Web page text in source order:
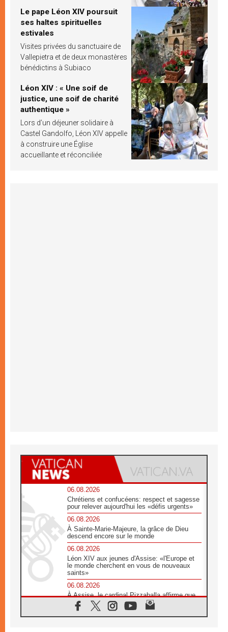
Le pape Léon XIV poursuit
ses haltes spirituelles
estivales
Visites privées du sanctuaire de
Vallepietra et de deux monastères
bénédictins à Subiaco
Léon XIV : « Une soif de
justice, une soif de charité
authentique »
Lors d’un déjeuner solidaire à
Castel Gandolfo, Léon XIV appelle
à construire une Église
accueillante et réconciliée
06.08.2026
Chrétiens et confucéens: respect et sagesse
pour relever aujourd'hui les «défis urgents»
06.08.2026
À Sainte-Marie-Majeure, la grâce de Dieu
descend encore sur le monde
06.08.2026
Léon XIV aux jeunes d'Assise: «l'Europe et
le monde cherchent en vous de nouveaux
saints»
06.08.2026
À Assise, le cardinal Pizzaballa affirme que
«les chrétiens veulent la paix»
06.08.2026